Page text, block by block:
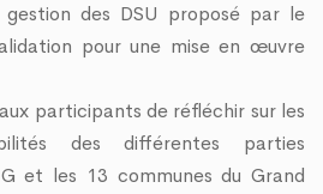
des DSU proposé par le
pour une mise en œuvre
participants de réfléchir sur les
des différentes parties
et les 13 communes du Grand